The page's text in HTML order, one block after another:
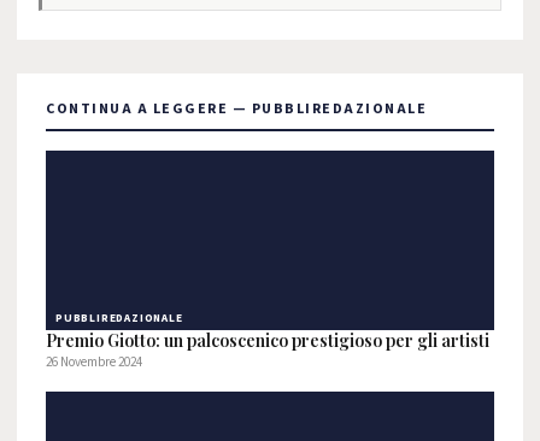
CONTINUA A LEGGERE — PUBBLIREDAZIONALE
PUBBLIREDAZIONALE
Premio Giotto: un palcoscenico prestigioso per gli artisti
26 Novembre 2024